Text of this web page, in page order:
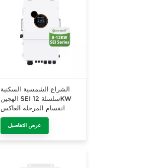
الشراع الشمسية السكنية
الهجين SEI سلسلة 12KW
انقسام المرحلة العاكس
SEI-12K-UP
عرض التفاصيل